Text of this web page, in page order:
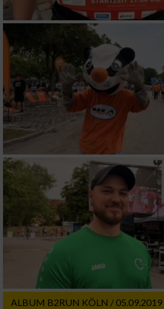
ALBUM B2RUN KÖLN / 05.09.2019